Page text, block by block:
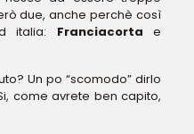
due, anche perchè così
italia: Franciacorta e
Un po “scomodo” dirlo
come avrete ben capito,